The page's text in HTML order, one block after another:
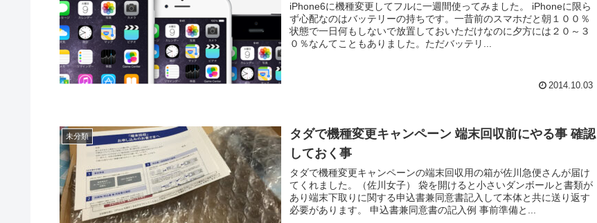
iPhone6に機種変更してフルに一週間使ってみました。 iPhoneに限ら
ず心配なのはバッテリーの持ちです。一昔前のスマホだと朝１００％
状態で一日何もしないで放置しておいただけなのに夕方には２０～３
０％なんてこともありました。ただバッテリ...
2014.10.03
未分類
タダで機種変更キャンペーン 端末回収前にやる事 確認
しておく事
タダで機種変更キャンペーンの端末回収用の箱が佐川急便さんが届け
てくれました。（佐川女子） 袋を開けると小さいダンボールと書類が
あり端末下取りに関する申込書兼同意書記入して本体と共に送り返す
必要があります。 申込書兼同意書の記入例 事前準備と...